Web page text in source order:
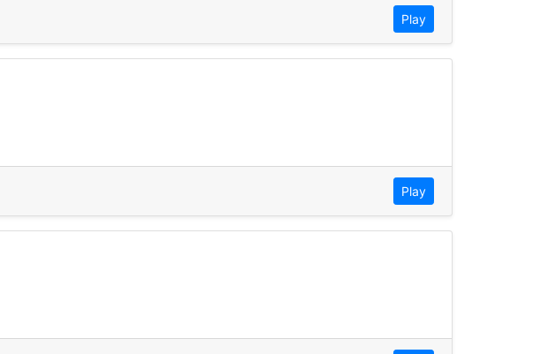
Play
Play